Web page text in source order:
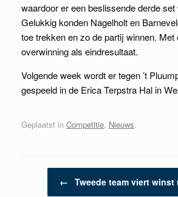
waardoor er een beslissende derde set
Gelukkig konden Nagelholt en
toe trekken en zo de partij winnen. Met
overwinning als eindresultaat.
Volgende week wordt er tegen ’t
gespeeld in de Erica Terpstra Hal in
Geplaatst in Competitie, Nieuws.
Berichtnavigatie
← Tweede team viert winst